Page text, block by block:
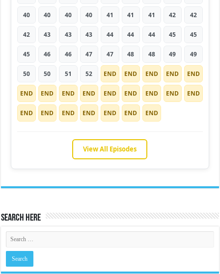
40 40 40 40 41 41 41 42 42
42 43 43 43 44 44 44 45 45
45 46 46 47 47 48 48 49 49
50 50 51 52 END END END END END
END END END END END END END END END
END END END END END END END
View All Episodes
Search Here